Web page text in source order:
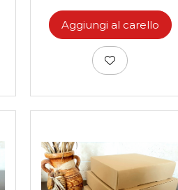
Aggiungi al carello